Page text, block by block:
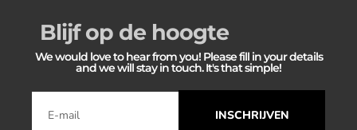
Blijf op de hoogte
We would love to hear from you! Please fill in your details
and we will stay in touch. It's that simple!
INSCHRIJVEN